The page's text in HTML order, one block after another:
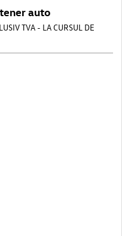
auto
TVA - LA CURSUL DE